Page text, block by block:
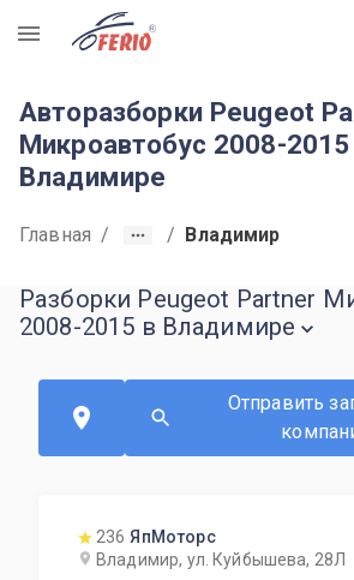
R
Авторазборки Peugeot
Микроавтобус 2008-2015
Владимире
Главная / / Владимир
Разборки Peugeot Partner
2008-2015 в Владимире
Отправить
236 ЯпМоторс
Владимир, ул. Куйбышева, 28Л